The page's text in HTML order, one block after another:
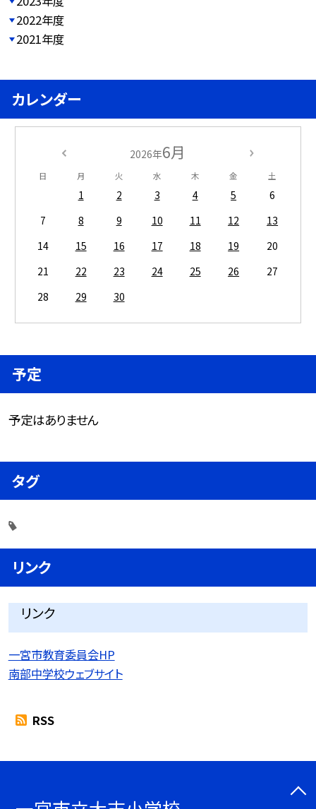
2022年度
2021年度
カレンダー
2026年6月
日 月 火 水 木 金 土
1 2 3 4 5
6
7
8 9 10 11 12
13
14
15 16 17 18 19
20
21
22 23 24 25 26
27
28
29 30
予定
予定はありません
タグ
リンク
リンク
一宮市教育委員会HP
南部中学校ウェブサイト
RSS